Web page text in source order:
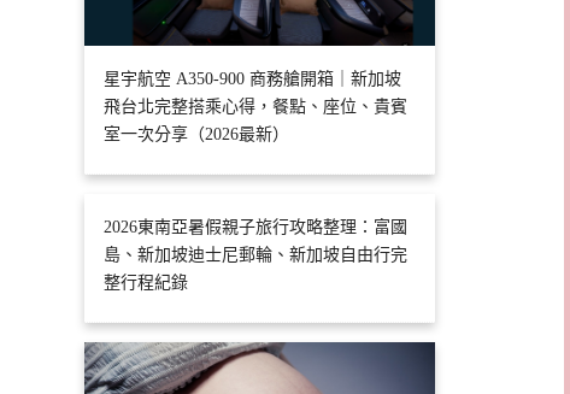
星宇航空 A350-900 商務艙開箱｜新加坡
飛台北完整搭乘心得，餐點、座位、貴賓
室一次分享（2026最新）
2026東南亞暑假親子旅行攻略整理：富國
島、新加坡迪士尼郵輪、新加坡自由行完
整行程紀錄